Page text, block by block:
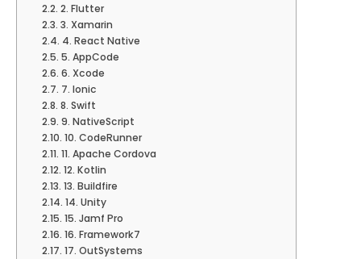
2. Flutter
3. Xamarin
4. React Native
5. AppCode
6. Xcode
7. Ionic
8. Swift
9. NativeScript
10. CodeRunner
11. Apache Cordova
12. Kotlin
13. Buildfire
14. Unity
15. Jamf Pro
16. Framework7
17. OutSystems